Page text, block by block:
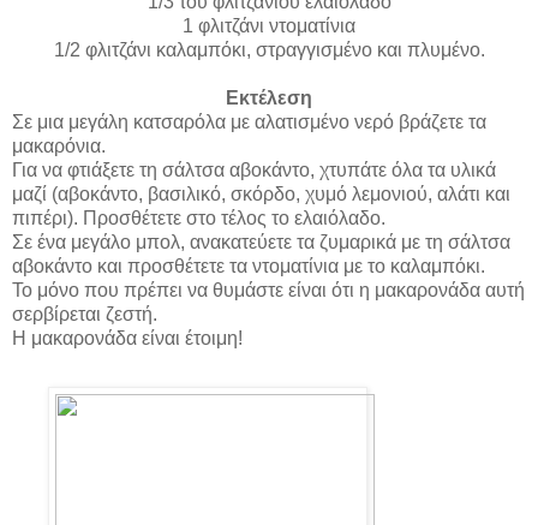
1 φλιτζάνι ντοματίνια
1/2 φλιτζάνι καλαμπόκι, στραγγισμένο και πλυμένο.
Εκτέλεση
Σε μια μεγάλη κατσαρόλα με αλατισμένο νερό βράζετε τα
μακαρόνια.
Για να φτιάξετε τη σάλτσα αβοκάντο, χτυπάτε όλα τα υλικά
μαζί (αβοκάντο, βασιλικό, σκόρδο, χυμό λεμονιού, αλάτι και
πιπέρι). Προσθέτετε στο τέλος το ελαιόλαδο.
Σε ένα μεγάλο μπολ, ανακατεύετε τα ζυμαρικά με τη σάλτσα
αβοκάντο και προσθέτετε τα ντοματίνια με το καλαμπόκι.
Το μόνο που πρέπει να θυμάστε είναι ότι η μακαρονάδα αυτή
σερβίρεται ζεστή.
Η μακαρονάδα είναι έτοιμη!